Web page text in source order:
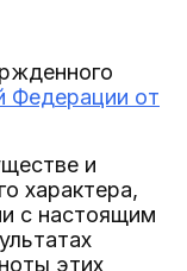
Федерации от
и
характера,
с настоящим
этих